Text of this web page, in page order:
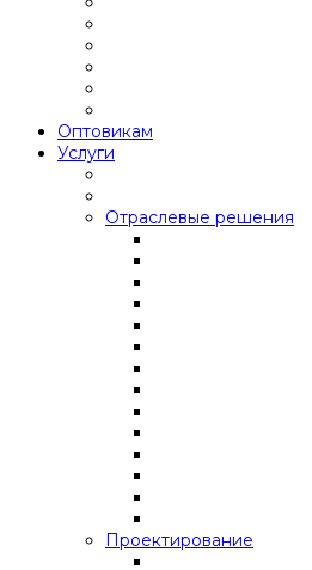
Оптовикам
Услуги
Отраслевые решения
Проектирование